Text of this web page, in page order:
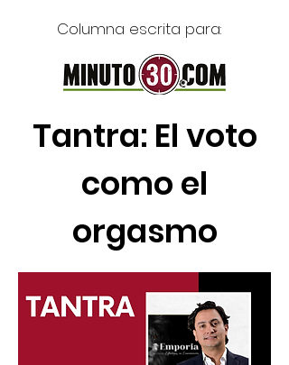
Columna escrita para:
Tantra: El voto
como el
orgasmo